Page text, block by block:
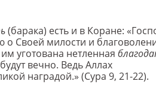
(барака) есть и в Коране:
о Своей милости и
уготована нетленная
вечно. Ведь Аллах
наградой.» (Сура 9, 21-22).